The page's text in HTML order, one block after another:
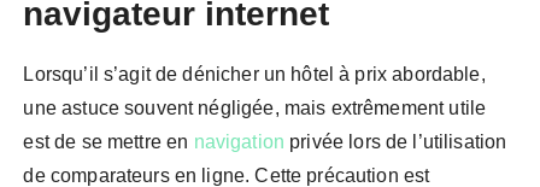
navigateur internet
Lorsqu’il s’agit de dénicher un hôtel à prix abordable,
une astuce souvent négligée, mais extrêmement utile
est de se mettre en navigation privée lors de l’utilisation
de comparateurs en ligne. Cette précaution est